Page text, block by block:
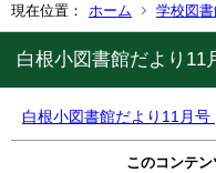
現在位置： ホーム 学校図書
白根小図書館だより11
白根小図書館だより11月
このコンテ